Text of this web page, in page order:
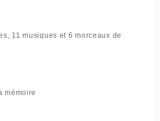
11 musiques et 6 morceaux de
mémoire